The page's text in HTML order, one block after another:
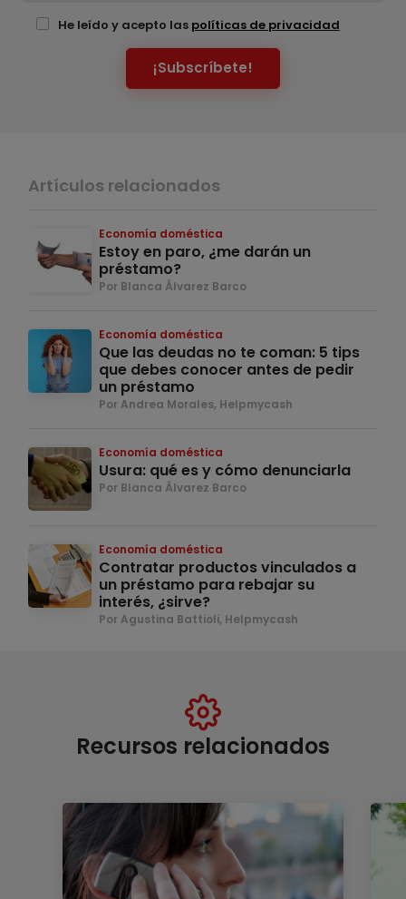
He leído y acepto las políticas de privacidad
¡Subscríbete!
Artículos relacionados
Economía doméstica
Estoy en paro, ¿me darán un
préstamo?
Por Blanca Álvarez Barco
Economía doméstica
Que las deudas no te coman: 5 tips
que debes conocer antes de pedir
un préstamo
Por Andrea Morales, Helpmycash
Economía doméstica
Usura: qué es y cómo denunciarla
Por Blanca Álvarez Barco
Economía doméstica
Contratar productos vinculados a
un préstamo para rebajar su
interés, ¿sirve?
Por Agustina Battioli, Helpmycash
Recursos relacionados